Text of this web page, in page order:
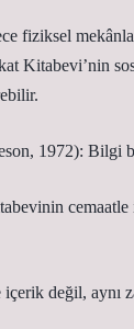
fiziksel
Kitabevi’nin
1972): Bilgi
içerik değil,